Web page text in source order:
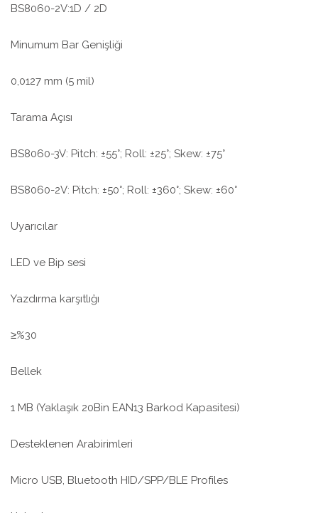
BS8060-2V:1D / 2D
Minumum Bar Genişliği
0,0127 mm (5 mil)
Tarama Açısı
BS8060-3V: Pitch: ±55°; Roll: ±25°; Skew: ±75°
BS8060-2V: Pitch: ±50°; Roll: ±360°; Skew: ±60°
Uyarıcılar
LED ve Bip sesi
Yazdırma karşıtlığı
≥%30
Bellek
1 MB (Yaklaşık 20Bin EAN13 Barkod Kapasitesi)
Desteklenen Arabirimleri
Micro USB, Bluetooth HID/SPP/BLE Profiles